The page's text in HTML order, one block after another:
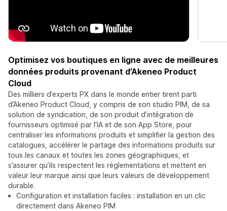
Optimisez vos boutiques en ligne avec de meilleures
données produits provenant d’Akeneo Product
Cloud
Des milliers d’experts PX dans le monde entier tirent parti
d’Akeneo Product Cloud, y compris de son studio PIM, de sa
solution de syndication, de son produit d’intégration de
fournisseurs optimisé par l’IA et de son App Store, pour
centraliser les informations produits et simplifier la gestion des
catalogues, accélérer le partage des informations produits sur
tous les canaux et toutes les zones géographiques, et
s’assurer qu’ils respectent les réglementations et mettent en
valeur leur marque ainsi que leurs valeurs de développement
durable.
Configuration et installation faciles : installation en un clic
directement dans Akeneo PIM